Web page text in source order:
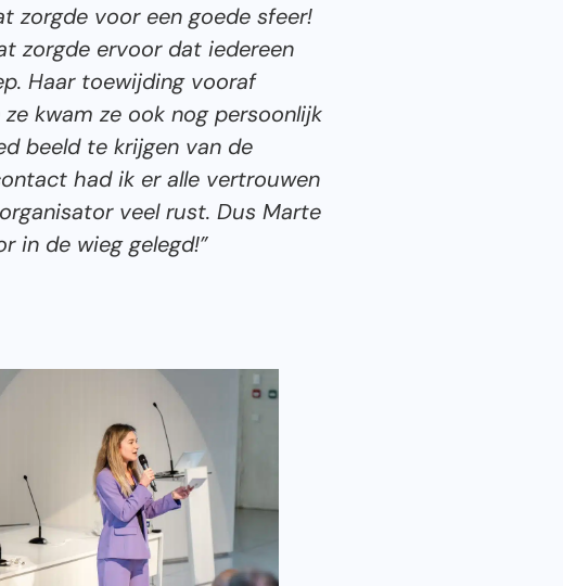
zorgde voor een goede sfeer!
zorgde ervoor dat iedereen
Haar toewijding vooraf
kwam ze ook nog persoonlijk
beeld te krijgen van de
had ik er alle vertrouwen
veel rust. Dus Marte
in de wieg gelegd!”